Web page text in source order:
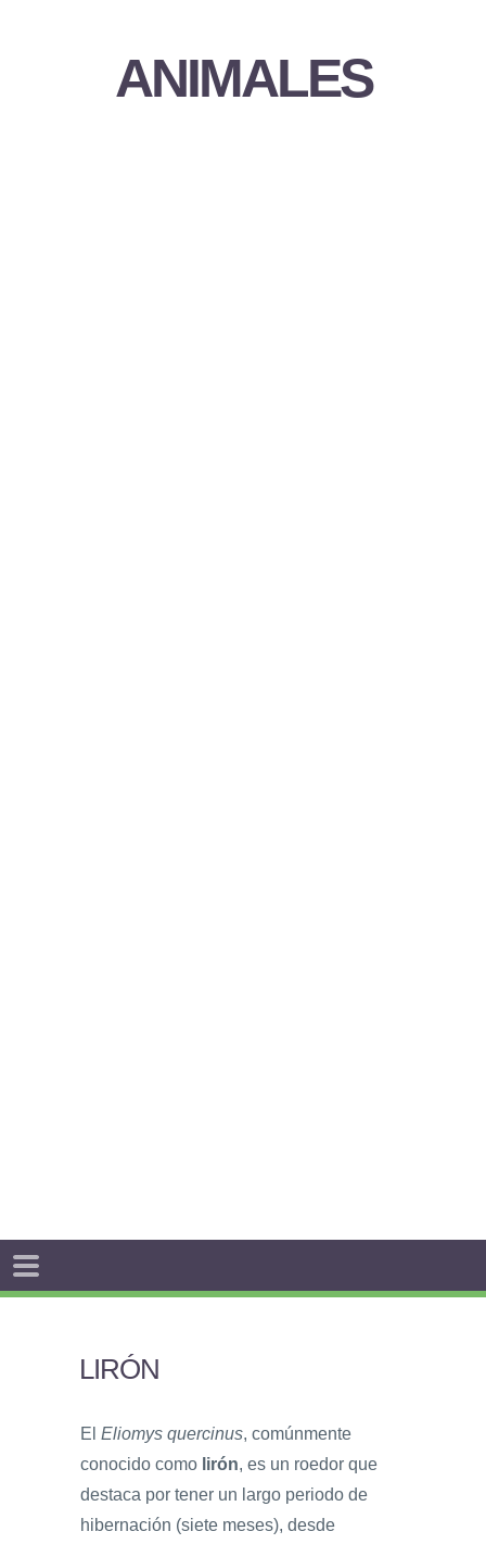
ANIMALES
LIRÓN
El Eliomys quercinus, comúnmente
conocido como lirón, es un roedor que
destaca por tener un largo periodo de
hibernación (siete meses), desde